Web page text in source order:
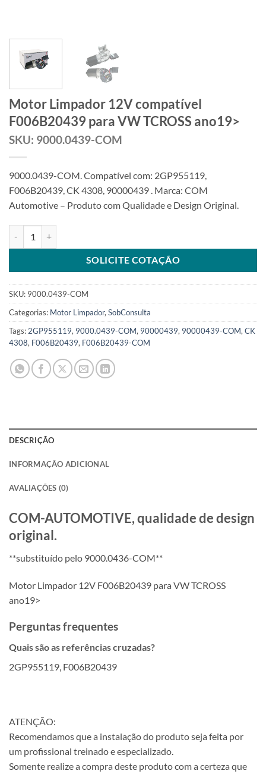
Motor Limpador 12V compatível
F006B20439 para VW TCROSS ano19>
SKU: 9000.0439-COM
9000.0439-COM. Compatível com: 2GP955119,
F006B20439, CK 4308, 90000439 . Marca: COM
Automotive – Produto com Qualidade e Design Original.
SOLICITE COTAÇÃO
SKU: 9000.0439-COM
Categorias: Motor Limpador, SobConsulta
Tags: 2GP955119, 9000.0439-COM, 90000439, 90000439-COM, CK
4308, F006B20439, F006B20439-COM
DESCRIÇÃO
INFORMAÇÃO ADICIONAL
AVALIAÇÕES (0)
COM-AUTOMOTIVE, qualidade de design
original.
**substituído pelo 9000.0436-COM**
Motor Limpador 12V F006B20439 para VW TCROSS
ano19>
Perguntas frequentes
Quais são as referências cruzadas?
2GP955119, F006B20439
ATENÇÃO:
Recomendamos que a instalação do produto seja feita por
um profissional treinado e especializado.
Somente realize a compra deste produto com a certeza que